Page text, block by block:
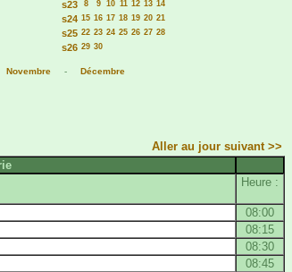
s23 8 9 10 11 12 13 14
s24 15 16 17 18 19 20 21
s25 22 23 24 25 26 27 28
s26 29 30
Novembre - Décembre
Aller au jour suivant >>
Heure :
08:00
08:15
08:30
08:45